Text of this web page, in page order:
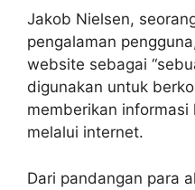
Jakob Nielsen,
pengalaman
website sebagai
digunakan untuk
memberikan informasi
melalui internet.
Dari pandangan para